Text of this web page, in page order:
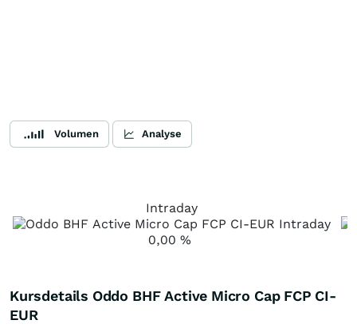
Volumen Analyse
Intraday
0,00 %
Kursdetails Oddo BHF Active Micro Cap FCP CI-
EUR